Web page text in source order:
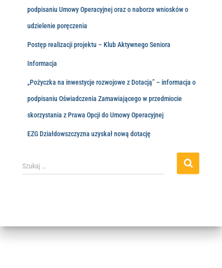
podpisaniu Umowy Operacyjnej oraz o naborze wniosków o
udzielenie poręczenia
Postęp realizacji projektu – Klub Aktywnego Seniora
Informacja
„Pożyczka na inwestycje rozwojowe z Dotacją” – informacja o
podpisaniu Oświadczenia Zamawiającego w przedmiocie
skorzystania z Prawa Opcji do Umowy Operacyjnej
EZG Działdowszczyzna uzyskał nową dotację
Szukaj …